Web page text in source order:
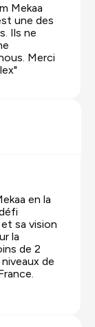
Mekaa
une des
Ils ne
Merci
en la
sa vision
la
de 2
de